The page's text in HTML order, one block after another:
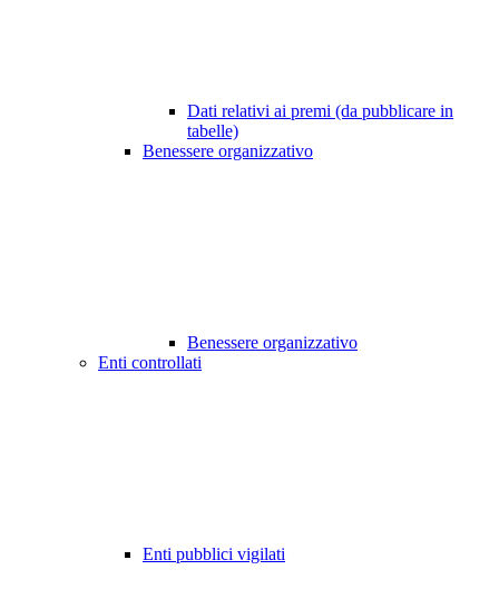
Dati relativi ai premi (da pubblicare in
tabelle)
Benessere organizzativo
Benessere organizzativo
Enti controllati
Enti pubblici vigilati